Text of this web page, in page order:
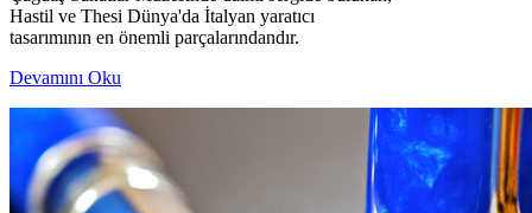
Hastil ve Thesi Dünya'da İtalyan yaratıcı
tasarımının en önemli parçalarındandır.
Devamını Oku